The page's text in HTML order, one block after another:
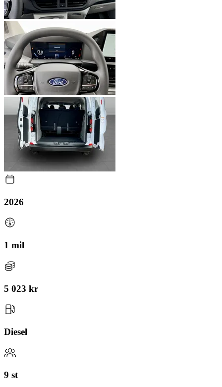
2026
1 mil
5 023 kr
Diesel
9 st